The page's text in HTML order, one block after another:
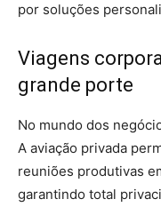
por soluções
Viagens
grande porte
No mundo dos
A aviação privada
reuniões produtivas
garantindo total